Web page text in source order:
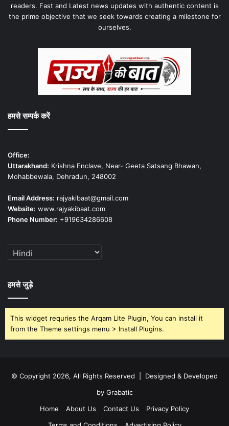
readers. Fast and Latest news updates with authentic content is
the prime objective that we seek towards creating a milestone for
ourselves.
हमसे सम्पर्क करें
Office:
Uttarakhand: Krishna Enclave, Near- Geeta Satsang Bhawan,
Mohabbewala, Dehradun, 248002
Email Address: rajyakibaat@gmail.com
Website: www.rajyakibaat.com
Phone Number: +919634286608
हमसे जुड़े
This widget requries the Arqam Lite Plugin, You can install it
from the Theme settings menu > Install Plugins.
© Copyright 2026, All Rights Reserved | Designed & Developed
by Grabatic
Home
About Us Contact Us
Privacy Policy